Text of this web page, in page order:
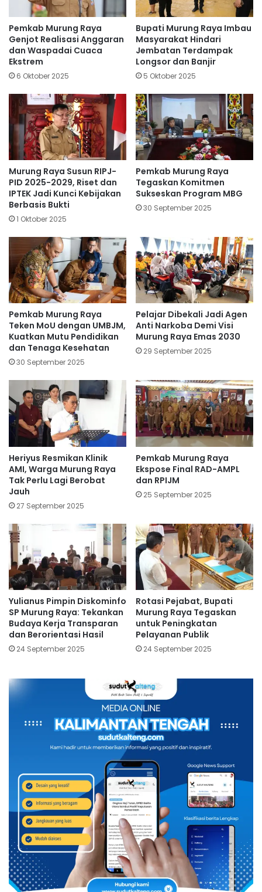
Pemkab Murung Raya
Genjot Realisasi Anggaran
dan Waspadai Cuaca
Ekstrem
6 Oktober 2025
Bupati Murung Raya Imbau
Masyarakat Hindari
Jembatan Terdampak
Longsor dan Banjir
5 Oktober 2025
Murung Raya Susun RIPJ-
PID 2025-2029, Riset dan
IPTEK Jadi Kunci Kebijakan
Berbasis Bukti
1 Oktober 2025
Pemkab Murung Raya
Tegaskan Komitmen
Sukseskan Program MBG
30 September 2025
Pemkab Murung Raya
Teken MoU dengan UMBJM,
Kuatkan Mutu Pendidikan
dan Tenaga Kesehatan
30 September 2025
Pelajar Dibekali Jadi Agen
Anti Narkoba Demi Visi
Murung Raya Emas 2030
29 September 2025
Heriyus Resmikan Klinik
AMI, Warga Murung Raya
Tak Perlu Lagi Berobat
Jauh
27 September 2025
Pemkab Murung Raya
Ekspose Final RAD-AMPL
dan RPIJM
25 September 2025
Yulianus Pimpin Diskominfo
SP Murung Raya: Tekankan
Budaya Kerja Transparan
dan Berorientasi Hasil
24 September 2025
Rotasi Pejabat, Bupati
Murung Raya Tegaskan
untuk Peningkatan
Pelayanan Publik
24 September 2025